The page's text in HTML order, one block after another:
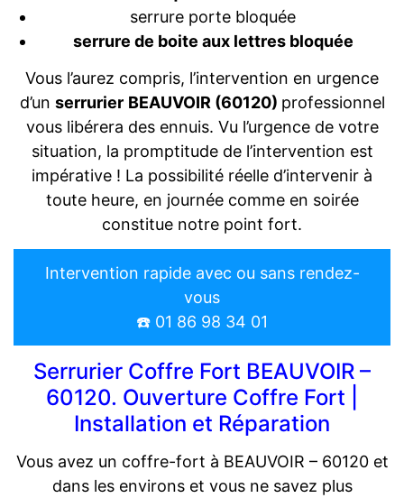
serrure porte bloquée
serrure de boite aux lettres bloquée
Vous l’aurez compris, l’intervention en urgence
d’un serrurier BEAUVOIR (60120) professionnel
vous libérera des ennuis. Vu l’urgence de votre
situation, la promptitude de l’intervention est
impérative ! La possibilité réelle d’intervenir à
toute heure, en journée comme en soirée
constitue notre point fort.
Intervention rapide avec ou sans rendez-
vous
☎️ 01 86 98 34 01
Serrurier Coffre Fort BEAUVOIR –
60120. Ouverture Coffre Fort |
Installation et Réparation
Vous avez un coffre-fort à BEAUVOIR – 60120 et
dans les environs et vous ne savez plus